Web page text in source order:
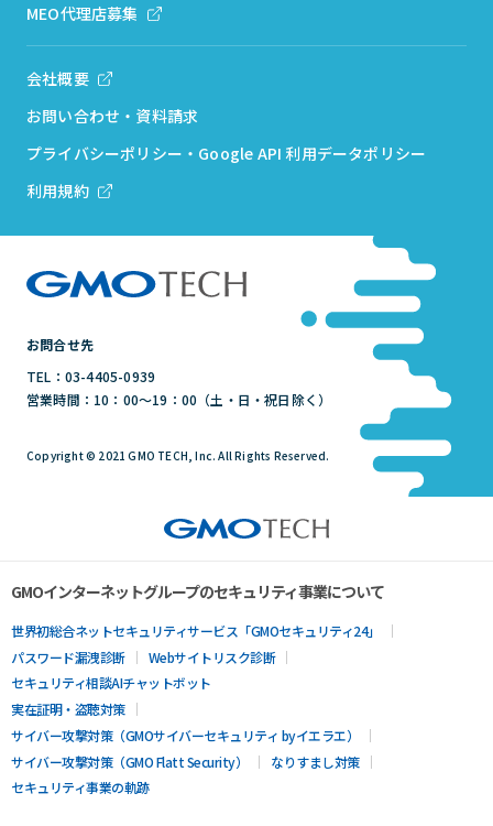
お問合せ先
TEL：03-4405-0939
営業時間：10：00～19：00（土・日・祝日除く）
MEO代理店募集
会社概要
お問い合わせ・資料請求
プライバシーポリシー・Google API 利用データポリシー
利用規約
Copyright © 2021 GMO TECH, Inc. All Rights Reserved.
GMOインターネットグループのセキュリティ事業について
世界初総合ネットセキュリティサービス「GMOセキュリティ24」
パスワード漏洩診断
Webサイトリスク診断
セキュリティ相談AIチャットボット
実在証明・盗聴対策
サイバー攻撃対策（GMOサイバーセキュリティ byイエラエ）
サイバー攻撃対策（GMO Flatt Security）
なりすまし対策
セキュリティ事業の軌跡